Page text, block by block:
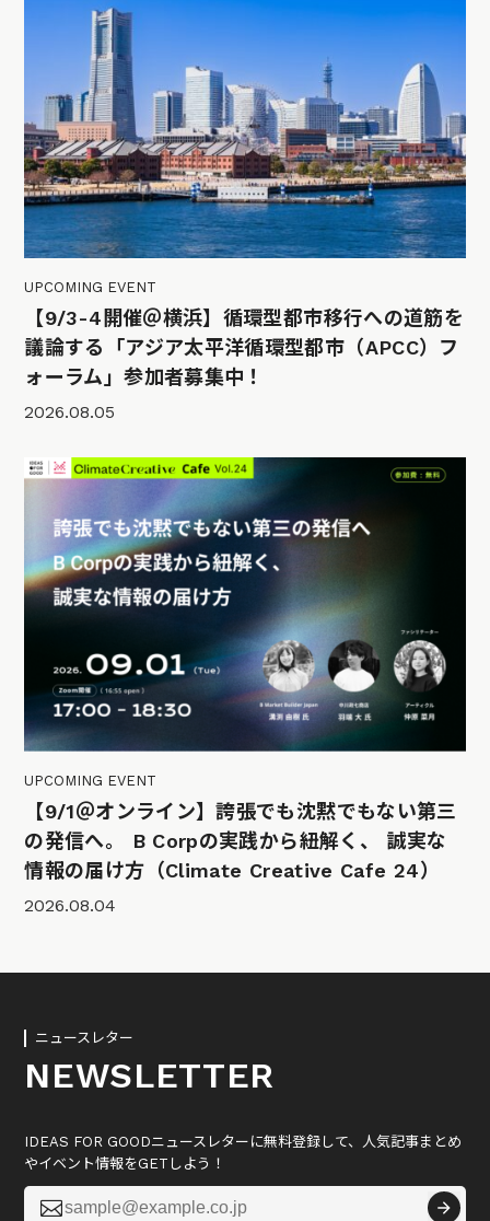
UPCOMING EVENT
【9/3-4開催＠横浜】循環型都市移行への道筋を
議論する「アジア太平洋循環型都市（APCC）フ
ォーラム」参加者募集中！
2026.08.05
UPCOMING EVENT
【9/1＠オンライン】誇張でも沈黙でもない第三
の発信へ。 B Corpの実践から紐解く、 誠実な
情報の届け方（Climate Creative Cafe 24）
2026.08.04
ニュースレター
NEWSLETTER
IDEAS FOR GOODニュースレターに無料登録して、人気記事まとめ
やイベント情報をGETしよう！
